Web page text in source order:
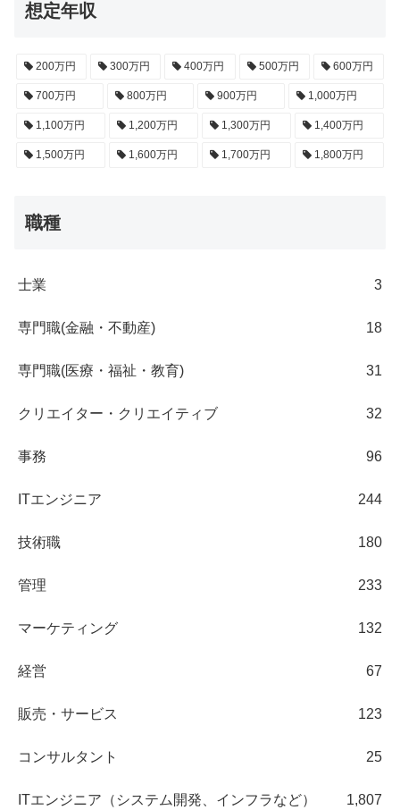
想定年収
200万円 300万円 400万円 500万円 600万円
700万円 800万円 900万円 1,000万円
1,100万円 1,200万円 1,300万円 1,400万円
1,500万円 1,600万円 1,700万円 1,800万円
職種
士業 3
専門職(金融・不動産) 18
専門職(医療・福祉・教育) 31
クリエイター・クリエイティブ 32
事務 96
ITエンジニア 244
技術職 180
管理 233
マーケティング 132
経営 67
販売・サービス 123
コンサルタント 25
ITエンジニア（システム開発、インフラなど） 1,807